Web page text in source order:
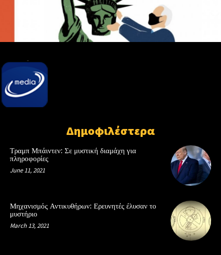
Δημοφιλέστερα
Τραμπ Μπάιντεν: Σε μυστική διαμάχη για
πληροφορίες
June 11, 2021
Μηχανισμός Αντικυθήρων: Ερευνητές έλυσαν το
μυστήριο
March 13, 2021